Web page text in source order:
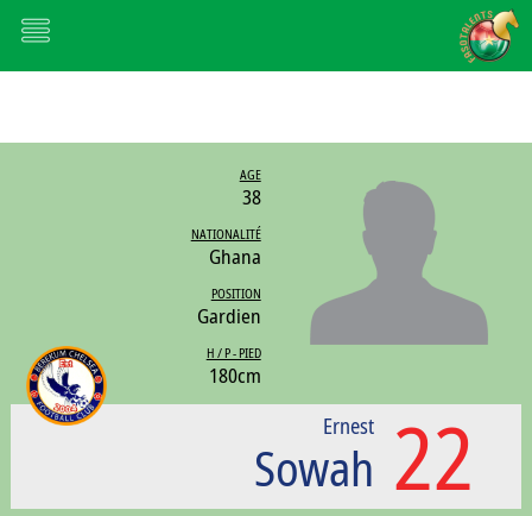
AGE
38
NATIONALITÉ
Ghana
POSITION
Gardien
H / P - PIED
180cm
22
Ernest
Sowah